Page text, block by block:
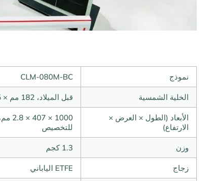
نموذج CLM-080M-BC
الخلية الشمسية قبل الميلاد، 182 مم × 91.875 مم
الأبعاد (الطول × العرض ×
الارتفاع)
1000 ×
للتخصيص
وزن 1.3 كجم
زجاج ETFE الياباني